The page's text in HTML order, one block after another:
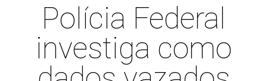
Polícia Federal
investiga como